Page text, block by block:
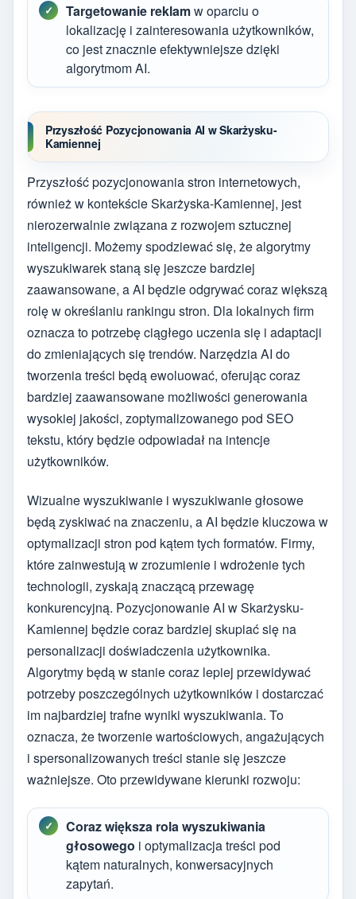
Targetowanie reklamw oparciu o
lokalizację i zainteresowania użytkowników,
co jest znacznie efektywniejsze dzięki
algorytmom AI.
Przyszłość Pozycjonowania AI w Skarżysku-
Kamiennej
Przyszłość pozycjonowania stron internetowych,
również w kontekście Skarżyska-Kamiennej, jest
nierozerwalnie związana z rozwojem sztucznej
inteligencji. Możemy spodziewać się, że algorytmy
wyszukiwarek staną się jeszcze bardziej
zaawansowane, a AI będzie odgrywać coraz większą
rolę w określaniu rankingu stron. Dla lokalnych firm
oznacza to potrzebę ciągłego uczenia się i adaptacji
do zmieniających się trendów. Narzędzia AI do
tworzenia treści będą ewoluować, oferując coraz
bardziej zaawansowane możliwości generowania
wysokiej jakości, zoptymalizowanego pod SEO
tekstu, który będzie odpowiadał na intencje
użytkowników.
Wizualne wyszukiwanie i wyszukiwanie głosowe
będą zyskiwać na znaczeniu, a AI będzie kluczowa w
optymalizacji stron pod kątem tych formatów. Firmy,
które zainwestują w zrozumienie i wdrożenie tych
technologii, zyskają znaczącą przewagę
konkurencyjną. Pozycjonowanie AI w Skarżysku-
Kamiennej będzie coraz bardziej skupiać się na
personalizacji doświadczenia użytkownika.
Algorytmy będą w stanie coraz lepiej przewidywać
potrzeby poszczególnych użytkowników i dostarczać
im najbardziej trafne wyniki wyszukiwania. To
oznacza, że tworzenie wartościowych, angażujących
i spersonalizowanych treści stanie się jeszcze
ważniejsze. Oto przewidywane kierunki rozwoju:
Coraz większa rola wyszukiwania
głosowego i optymalizacja treści pod
kątem naturalnych, konwersacyjnych
zapytań.